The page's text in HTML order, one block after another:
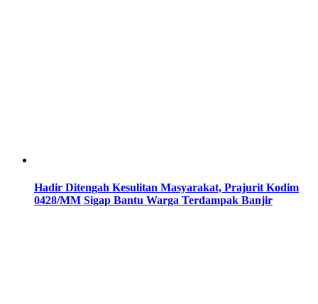
Hadir Ditengah Kesulitan Masyarakat, Prajurit Kodim
0428/MM Sigap Bantu Warga Terdampak Banjir